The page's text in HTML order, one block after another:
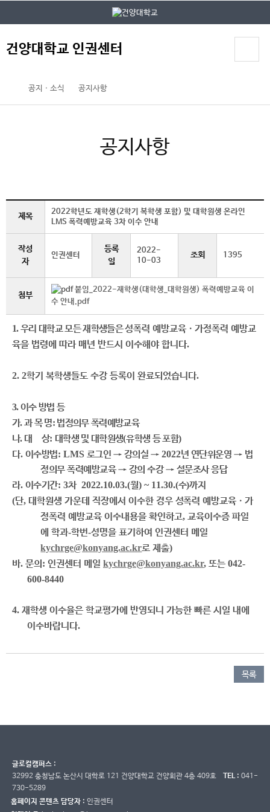
건양대학교 인권센터
공지ㆍ소식 공지사항
공지사항
제목
2022학년도 재학생(2학기 복학생 포함) 및 대학원생 온라인
LMS 폭력예방교육 3차 이수 안내
작성
자
인권센터
등록
일
2022-
10-03
조회 1395
첨부
붙임_2022-재학생(대학생_대학원생) 폭력예방교육 이
수 안내.pdf
1.우리 대학교 모든 재학생들은 성폭력 예방교육ㆍ 가정폭력 예방교
육을 법령에 따라 매년 반드시 이수해야 합니다.
2. 2학기 복학생들도 수강 등록이 완료되었습니다.
3.이수 방법 등
가.과 목 명: 법정의무 폭력예방교육
나. 대 상: 대학생 및 대학원생(유학생 등 포함)
다. 이수방법: LMS 로그인 → 강의실 → 2022년 연단위운영 → 법
정의무 폭력예방교육→ 강의 수강→ 설문조사 응답
라. 이수기간: 3차 2022.10.03.(월) ~ 11.30.(수)까지
(단, 대학원생 가운데 직장에서 이수한 경우 성폭력 예방교육ㆍ가
정폭력 예방교육 이수내용을 확인하고, 교육이수증 파일
에 학과-학번-성명을 표기하여 인권센터 메일
kychrge@konyang.ac.kr로 제출)
바. 문의 : 인권센터 메일 kychrge@konyang.ac.kr, 또는042-
600-8440
4. 재학생 이수율은 학교평가에 반영되니 가능한 빠른 시일 내에
이수바랍니다.
목록
글로컬캠퍼스 :
32992 충청남도 논산시 대학로 121 건양대학교 건양회관 4층 409호
TEL : 041-
730-5289
홈페이지 콘텐츠 담당자 : 인권센터